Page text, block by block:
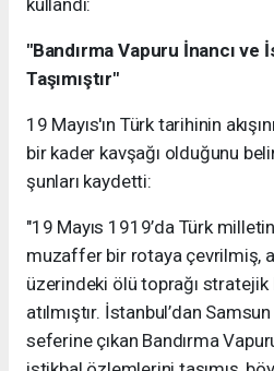
"Bandırma Vapuru İnancı ve
Taşımıştır"
19 Mayıs'ın Türk tarihinin
bir kader kavşağı olduğunu
şunları kaydetti:
"19 Mayıs 1919’da Türk
muzaffer bir rotaya çevrilmiş,
üzerindeki ölü toprağı stratejik
atılmıştır. İstanbul’dan
seferine çıkan Bandırma